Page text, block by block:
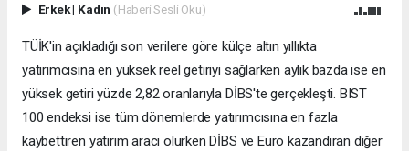
Erkek| Kadın (Haberi Sesli Oku)
TÜİK'in açıkladığı son verilere göre külçe altın yıllıkta
yatırımcısına en yüksek reel getiriyi sağlarken aylık bazda ise en
yüksek getiri yüzde 2,82 oranlarıyla DİBS'te gerçekleşti. BIST
100 endeksi ise tüm dönemlerde yatırımcısına en fazla
kaybettiren yatırım aracı olurken DİBS ve Euro kazandıran diğer